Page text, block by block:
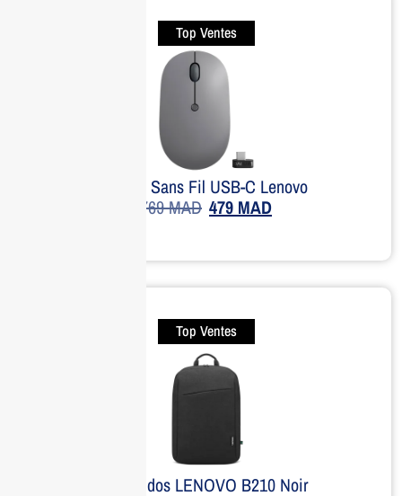
Top Ventes
Souris Sans Fil USB-C Lenovo
769MAD 479 MAD
Top Ventes
Sac à dos LENOVO B210 Noir